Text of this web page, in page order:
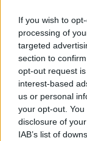
If you wish to
processing of
targeted
section to
opt-out request
interest-based
us or personal
your opt-out.
disclosure of
IAB’s list of